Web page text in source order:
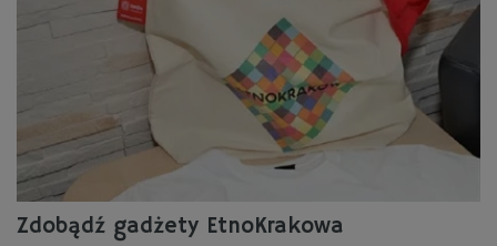
Zdobądź gadżety EtnoKrakowa